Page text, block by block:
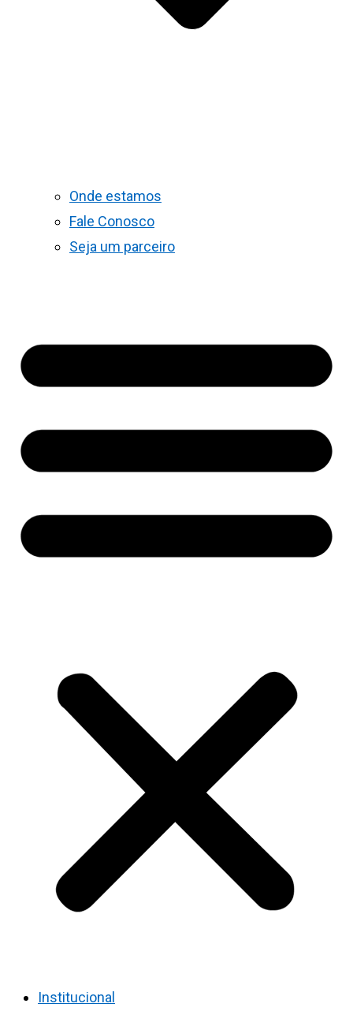
Onde estamos
Fale Conosco
Seja um parceiro
Institucional